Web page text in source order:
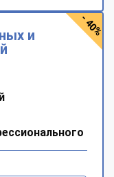
и
- 40%